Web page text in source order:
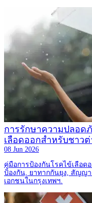
การรักษาความปลอด
เลือดออกสำหรับชาว
08 Jun 2026
คู่มือการป้องกันโรคไข้เลือด
ป้องกัน, ยาทากกันยุง, สัญญ
เอกชนในกรุงเทพฯ.